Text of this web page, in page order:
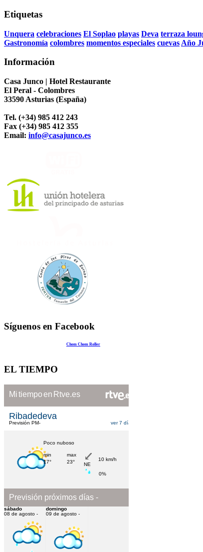
Etiquetas
Unquera celebraciones El Soplao playas Deva terraza
Gastronomía colombres momentos especiales cuevas Año
Información
Casa Junco | Hotel Restaurante
El Peral - Colombres
33590 Asturias (España)
Tel. (+34) 985 412 243
Fax (+34) 985 412 355
Email: info@casajunco.es
Síguenos en Facebook
Chom Chom Roller
EL TIEMPO